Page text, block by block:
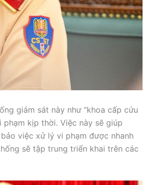
giám sát này như “khoa cấp cứu
kịp thời. Việc này sẽ giúp
việc xử lý vi phạm được nhanh
sẽ tập trung triển khai trên các